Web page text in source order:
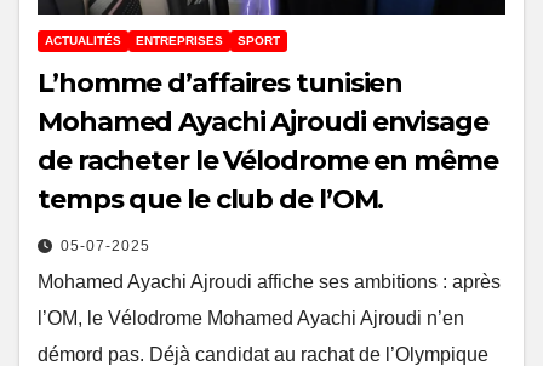
ACTUALITÉS ENTREPRISES SPORT
L’homme d’affaires tunisien
Mohamed Ayachi Ajroudi envisage
de racheter le Vélodrome en même
temps que le club de l’OM.
05-07-2025
Mohamed Ayachi Ajroudi affiche ses ambitions : après
l’OM, le Vélodrome Mohamed Ayachi Ajroudi n’en
démord pas. Déjà candidat au rachat de l’Olympique